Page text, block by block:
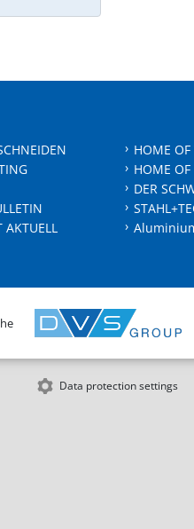
AKTUELL
HOME
HOME OF
DER
Data protection settings